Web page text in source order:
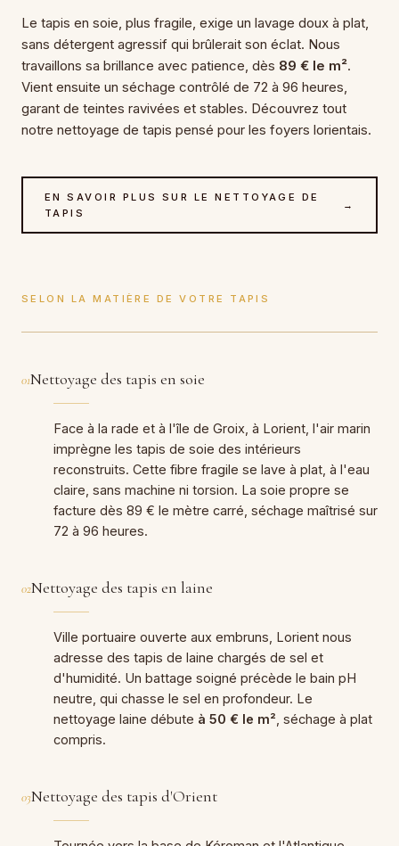
Le tapis en soie, plus fragile, exige un lavage doux à plat,
sans détergent agressif qui brûlerait son éclat. Nous
travaillons sa brillance avec patience, dès 89 € le m².
Vient ensuite un séchage contrôlé de 72 à 96 heures,
garant de teintes ravivées et stables. Découvrez tout
notre nettoyage de tapis pensé pour les foyers lorientais.
EN SAVOIR PLUS SUR LE NETTOYAGE DE
TAPIS
→
SELON LA MATIÈRE DE VOTRE TAPIS
01Nettoyage des tapis en soie
Face à la rade et à l'île de Groix, à Lorient, l'air marin
imprègne les tapis de soie des intérieurs
reconstruits. Cette fibre fragile se lave à plat, à l'eau
claire, sans machine ni torsion. La soie propre se
facture dès 89 € le mètre carré, séchage maîtrisé sur
72 à 96 heures.
02Nettoyage des tapis en laine
Ville portuaire ouverte aux embruns, Lorient nous
adresse des tapis de laine chargés de sel et
d'humidité. Un battage soigné précède le bain pH
neutre, qui chasse le sel en profondeur. Le
nettoyage laine débute à 50 € le m² , séchage à plat
compris.
03Nettoyage des tapis d'Orient